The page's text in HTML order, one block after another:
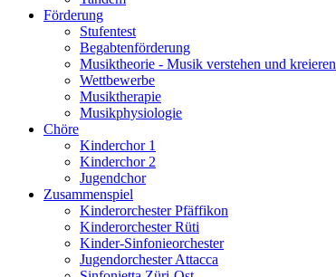
Förderung
Stufentest
Begabtenförderung
Musiktheorie - Musik verstehen und kreieren
Wettbewerbe
Musiktherapie
Musikphysiologie
Chöre
Kinderchor 1
Kinderchor 2
Jugendchor
Zusammenspiel
Kinderorchester Pfäffikon
Kinderorchester Rüti
Kinder-Sinfonieorchester
Jugendorchester Attacca